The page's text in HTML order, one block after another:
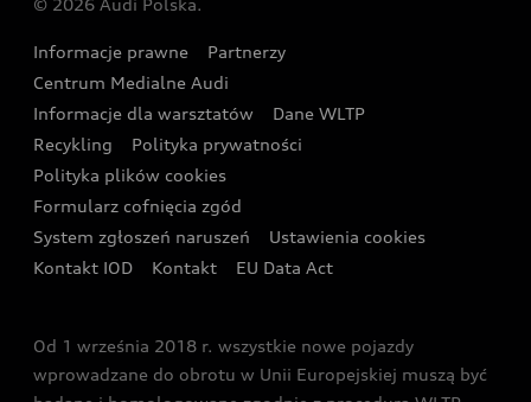
Wyszukaj najbliższego Partnera Audi
Oferta dla przedsiębiorców
Oferta dla klientów prywatnych
Kalkulator rat
Ubezpieczenie
Audi exclusive
Zasięg
Gwarancja
Akcje serwisowe Audi
Katalog online akcesoriów
Audi i Muzeum Sztuki Nowoczesnej w Warszawie
Audi driving experience
Audi quattro Cup
Audi i Puchar Świata w Skokach Narciarskich w
Zakopanem
© 2026 Audi Polska.
Informacje prawne
Partnerzy
Centrum Medialne Audi
Informacje dla warsztatów
Dane WLTP
Recykling
Polityka prywatności
Polityka plików cookies
Formularz cofnięcia zgód
System zgłoszeń naruszeń
Ustawienia cookies
Kontakt IOD
Kontakt EU Data Act
Od 1 września 2018 r. wszystkie nowe pojazdy
wprowadzane do obrotu w Unii Europejskiej muszą być